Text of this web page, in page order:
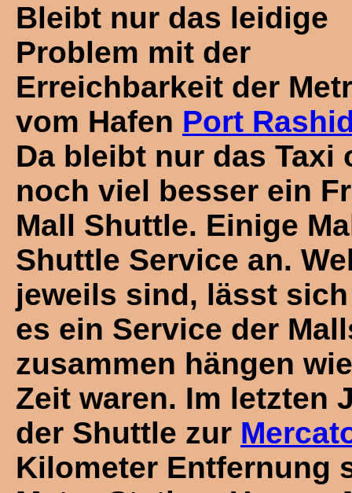
Bleibt nur das leidige
Problem mit der
Erreichbarkeit der
vom Hafen Port
Da bleibt nur das Taxi
noch viel besser ein
Mall Shuttle. Einige
Shuttle Service an.
jeweils sind, lässt
es ein Service der
zusammen hängen
Zeit waren. Im letzten
der Shuttle zur
Kilometer Entfernung